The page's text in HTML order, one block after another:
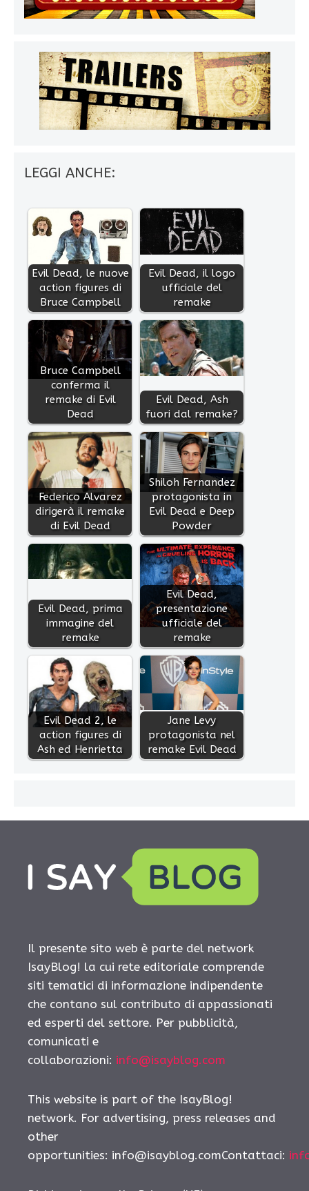
LEGGI ANCHE:
Evil Dead, le nuove
action figures di
Bruce Campbell
Evil Dead, il logo
ufficiale del
remake
Bruce Campbell
conferma il
remake di Evil
Dead
Evil Dead, Ash
fuori dal remake?
Federico Alvarez
dirigerà il remake
di Evil Dead
Shiloh Fernandez
protagonista in
Evil Dead e Deep
Powder
Evil Dead, prima
immagine del
remake
Evil Dead,
presentazione
ufficiale del
remake
Evil Dead 2, le
action figures di
Ash ed Henrietta
Jane Levy
protagonista nel
remake Evil Dead
Il presente sito web è parte del network
IsayBlog! la cui rete editoriale comprende
siti tematici di informazione indipendente
che contano sul contributo di appassionati
ed esperti del settore. Per pubblicità,
comunicati e
collaborazioni: info@isayblog.com
This website is part of the IsayBlog!
network. For advertising, press releases and
other
opportunities: info@isayblog.comContattaci: